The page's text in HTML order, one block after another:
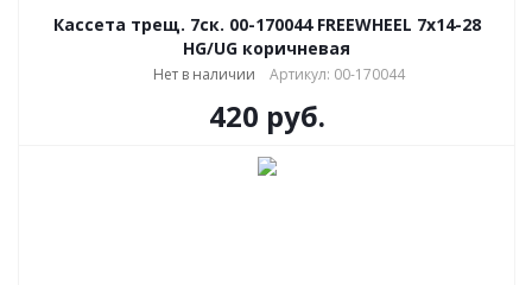
Кассета трещ. 7ск. 00-170044 FREEWHEEL 7х14-28
HG/UG коричневая
Нет в наличии Артикул: 00-170044
420 руб.